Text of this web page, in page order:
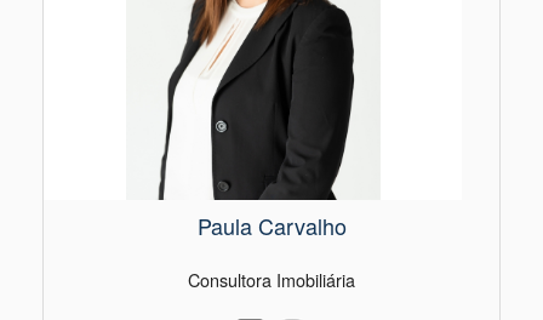
Paula Carvalho
Consultora Imobiliária